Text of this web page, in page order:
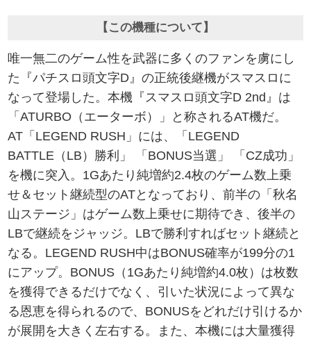
【この機種について】
唯一無二のゲーム性を武器に多くのファンを虜にし
た『パチスロ頭文字D』の正統後継機がスマスロに
なって登場した。本機『スマスロ頭文字D 2nd』は
「ATURBO（エーターボ）」と称されるAT機だ。
AT「LEGEND RUSH」には、「LEGEND
BATTLE（LB）勝利」 「BONUS当選」 「CZ成功」
を機に突入。1Gあたり純増約2.4枚のゲーム数上乗
せ＆セット継続型のATとなっており、前半の「秋名
山ステージ」はゲーム数上乗せに期待でき、後半の
LBで継続をジャッジ。LBで勝利すればセット継続と
なる。LEGEND RUSH中はBONUS確率が199分の1
にアップ。BONUS（1Gあたり純増約4.0枚）は枚数
を獲得できるだけでなく、引いた状況によって異な
る恩恵を得られるので、BONUSをどれだけ引けるか
が展開を大きく左右する。また、本機には大量獲得